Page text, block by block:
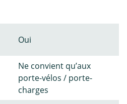
Oui
Ne convient qu’aux
porte-vélos / porte-
charges